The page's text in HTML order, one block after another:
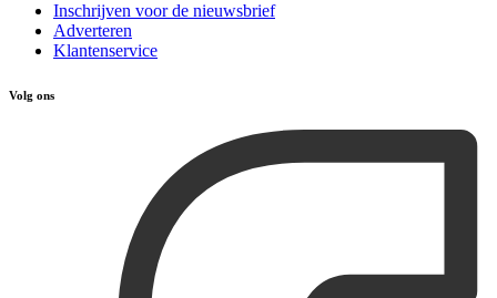
Inschrijven voor de nieuwsbrief
Adverteren
Klantenservice
Volg ons